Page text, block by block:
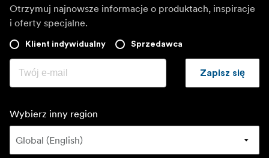
Otrzymuj najnowsze informacje o produktach, inspiracje
i oferty specjalne.
Klient indywidualny Sprzedawca
Zapisz się
Wybierz inny region